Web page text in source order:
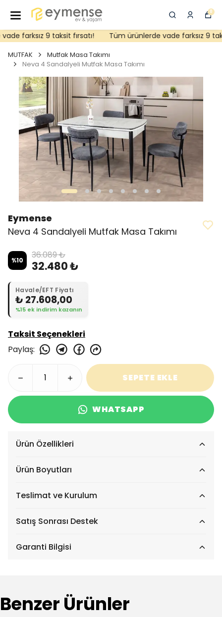
0
farksız 9 taksit fırsatı! Tüm ürünlerde vade farksız 9
MUTFAK
Mutfak Masa Takımı
Neva 4 Sandalyeli Mutfak Masa Takımı
Eymense
Neva 4 Sandalyeli Mutfak Masa Takımı
%10 36.089 ₺
32.480 ₺
Havale/EFT Fiyatı
₺ 27.608,00
%15 ek indirim kazanın
Taksit Seçenekleri
Paylaş:
SEPETE EKLE
WHATSAPP
Ürün Özellikleri
Ürün Boyutları
Teslimat ve Kurulum
Satış Sonrası Destek
Garanti Bilgisi
Benzer Ürünler